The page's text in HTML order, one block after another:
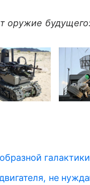
оружие будущего:
галактики
не